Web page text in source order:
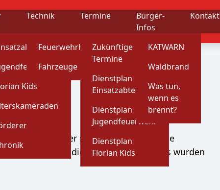
Kids
Technik
Feuerwehrhaus
Fahrzeuge
Termine
Zukünftige
Termine
Dienstplan
Einsatzabteilung
Dienstplan
Jugendfeuerwehr
Dienstplan
Florian Kids
Bürger-
Infos
KATWARN
Waldbrand
Was tun,
wenn es
brennt?
Kontakt
das Feuer schnell unter Kontrolle
werden. Durch die eingesetzten Trupps wurden